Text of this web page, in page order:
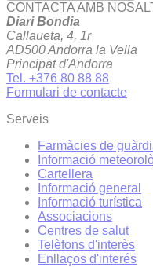
CONTACTA AMB
Diari Bondia
Callaueta, 4, 1r
AD500 Andorra la Vella
Principat d'Andorra
Tel. +376 80 88 88
Formulari de contacte
Serveis
Farmàcies de
Informació
Cartellera
Informació general
Informació turística
Associacions
Centres de salut
Telèfons d'interès
Enllaços d'interés